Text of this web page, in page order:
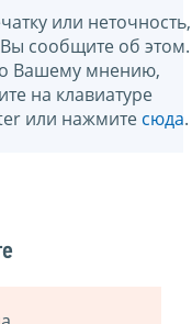
или неточность,
сообщите об этом.
Вашему мнению,
на клавиатуре
или нажмите сюда.